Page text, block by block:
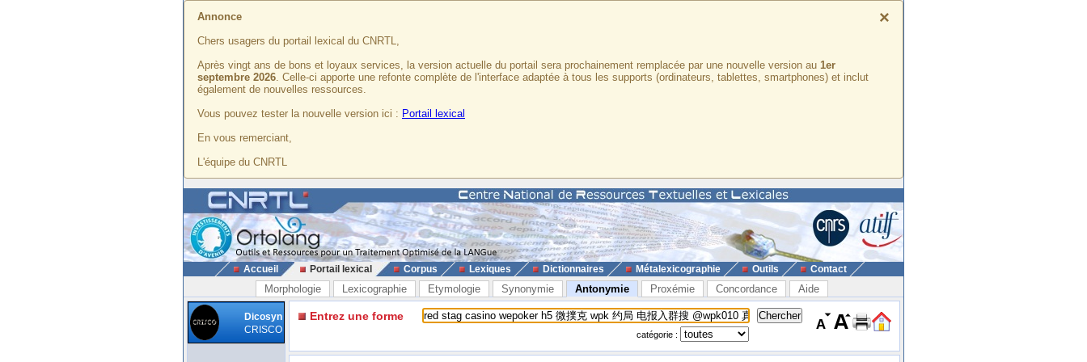
×
Annonce
Chers usagers du portail lexical du CNRTL,
Après vingt ans de bons et loyaux services, la version actuelle du portail sera prochainement remplacée par une nouvelle version au 1er
septembre 2026. Celle-ci apporte une refonte complète de l'interface adaptée à tous les supports (ordinateurs, tablettes, smartphones) et inclut
également de nouvelles ressources.
Vous pouvez tester la nouvelle version ici : Portail lexical
En vous remerciant,
L'équipe du CNRTL
Accueil Portail lexical Corpus Lexiques Dictionnaires Métalexicographie Outils Contact
Morphologie Lexicographie Etymologie Synonymie Antonymie Proxémie Concordance Aide
Dicosyn
CRISCO
Entrez une forme
catégorie :